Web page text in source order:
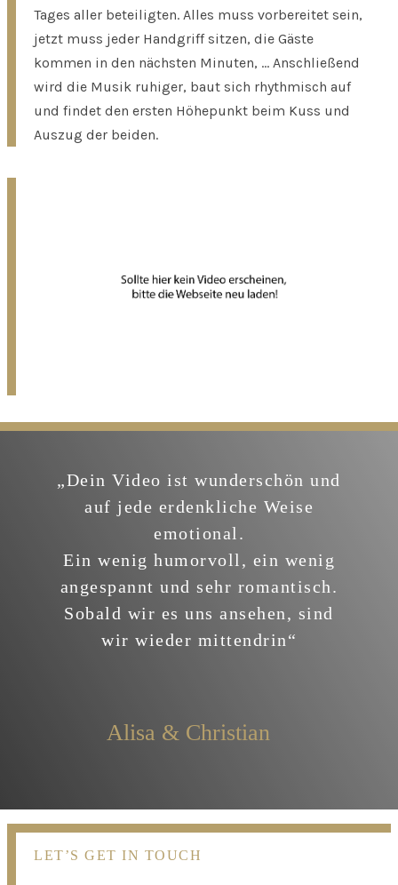
Tages aller beteiligten. Alles muss vorbereitet sein,
jetzt muss jeder Handgriff sitzen, die Gäste
kommen in den nächsten Minuten, … Anschließend
wird die Musik ruhiger, baut sich rhythmisch auf
und findet den ersten Höhepunkt beim Kuss und
Auszug der beiden.
„Dein Video ist wunderschön und
auf jede erdenkliche Weise
emotional.
Ein wenig humorvoll, ein wenig
angespannt und sehr romantisch.
Sobald wir es uns ansehen, sind
wir wieder mittendrin“
Alisa & Christian
LET’S GET IN TOUCH